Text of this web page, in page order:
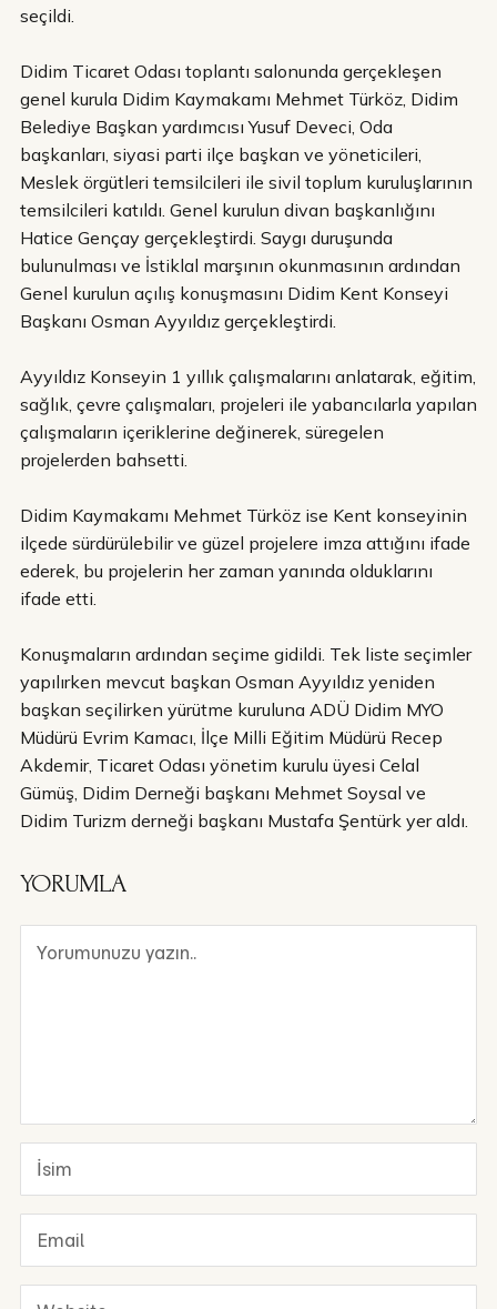
seçildi.
Didim Ticaret Odası toplantı salonunda gerçekleşen
genel kurula Didim Kaymakamı Mehmet Türköz, Didim
Belediye Başkan yardımcısı Yusuf Deveci, Oda
başkanları, siyasi parti ilçe başkan ve yöneticileri,
Meslek örgütleri temsilcileri ile sivil toplum kuruluşlarının
temsilcileri katıldı. Genel kurulun divan başkanlığını
Hatice Gençay gerçekleştirdi. Saygı duruşunda
bulunulması ve İstiklal marşının okunmasının ardından
Genel kurulun açılış konuşmasını Didim Kent Konseyi
Başkanı Osman Ayyıldız gerçekleştirdi.
Ayyıldız Konseyin 1 yıllık çalışmalarını anlatarak, eğitim,
sağlık, çevre çalışmaları, projeleri ile yabancılarla yapılan
çalışmaların içeriklerine değinerek, süregelen
projelerden bahsetti.
Didim Kaymakamı Mehmet Türköz ise Kent konseyinin
ilçede sürdürülebilir ve güzel projelere imza attığını ifade
ederek, bu projelerin her zaman yanında olduklarını
ifade etti.
Konuşmaların ardından seçime gidildi. Tek liste seçimler
yapılırken mevcut başkan Osman Ayyıldız yeniden
başkan seçilirken yürütme kuruluna ADÜ Didim MYO
Müdürü Evrim Kamacı, İlçe Milli Eğitim Müdürü Recep
Akdemir, Ticaret Odası yönetim kurulu üyesi Celal
Gümüş, Didim Derneği başkanı Mehmet Soysal ve
Didim Turizm derneği başkanı Mustafa Şentürk yer aldı.
YORUMLA